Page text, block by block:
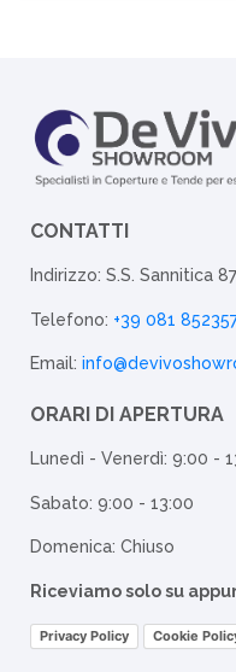
CONTATTI
Indirizzo: S.S. Sannitica
Telefono: +39 081
Email:
ORARI DI APERTURA
Lunedì - Venerdì: 9:00 -
Sabato: 9:00 - 13:00
Domenica: Chiuso
Riceviamo solo su
Privacy Policy Cookie